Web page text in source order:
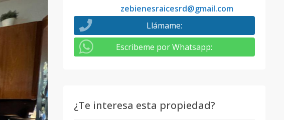
zebienesraicesrd@gmail.com
Llámame:
Escribeme por Whatsapp:
¿Te interesa esta propiedad?